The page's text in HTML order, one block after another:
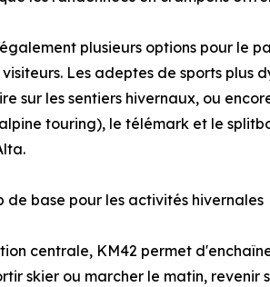
plusieurs options pour le
Les adeptes de sports plus
sur les sentiers hivernaux, ou
touring), le télémark et le
de base pour les activités hivernales
centrale, KM42 permet
skier ou marcher le matin,